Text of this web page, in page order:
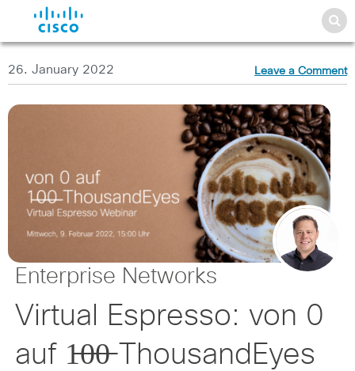
26. January 2022 Leave a Comment
Enterprise Networks
Virtual Espresso: von 0
auf 1̶̶0̶̶0̶ ThousandEyes